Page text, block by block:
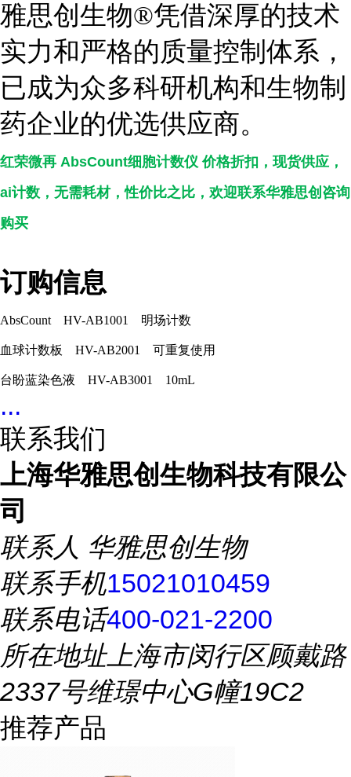
雅思创生物®凭借深厚的技术
实力和严格的质量控制体系，
已成为众多科研机构和生物制
药企业的优选供应商。
红荣微再 AbsCount细胞计数仪 价格折扣 ，现货供应，
ai计数，无需耗材，性价比之比，欢迎联系华雅思创咨询
购买
订购信息
AbsCount HV-AB1001 明场计数
血球计数板 HV-AB2001 可重复使用
台盼蓝染色液 HV-AB3001 10mL
...
联系我们
上海华雅思创生物科技有限公
司
联系人 华雅思创生物
联系手机15021010459
联系电话400-021-2200
所在地址上海市闵行区顾戴路
2337号维璟中心G幢19C2
推荐产品